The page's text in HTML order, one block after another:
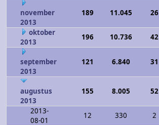
november
2013
189 11.045 26
oktober
2013
196 10.736 42
september
2013
121 6.840 31
augustus
2013
155 8.005 52
2013-
08-01
12 330 2